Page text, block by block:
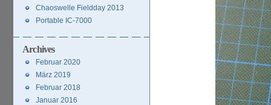
Chaoswelle Fieldday 2013
Portable IC-7000
Archives
Februar 2020
März 2019
Februar 2018
Januar 2016